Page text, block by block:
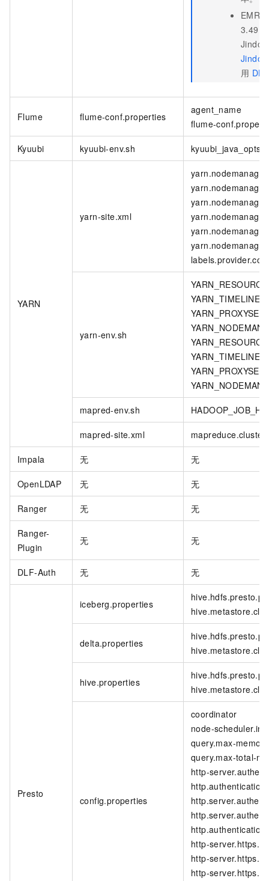
EMR-
3.49.0
用
Flume flume-conf.properties
agent_name
flume-
Kyuubi kyuubi-env.sh kyuubi_java_opts
YARN
yarn-site.xml
yarn-env.sh
mapred-env.sh
mapred-site.xml
Impala 无 无
OpenLDAP 无 无
Ranger 无 无
Ranger-
Plugin
无 无
DLF-Auth 无 无
Presto
iceberg.properties
delta.properties
hive.properties
config.properties
coordinator
node-
query.max-
query.max-total-
http-
http-
http-
http-